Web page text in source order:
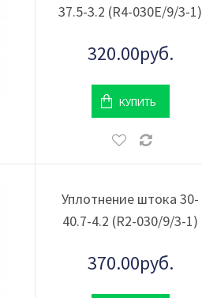
37.5-3.2 (R4-030Е/9/3-1)
320.00руб.
КУПИТЬ
Уплотнение штока 30-
40.7-4.2 (R2-030/9/3-1)
370.00руб.